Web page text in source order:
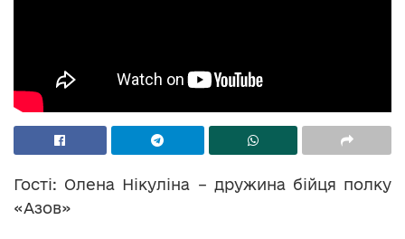
Гості: Олена Нікуліна – дружина бійця полку
«Азов»